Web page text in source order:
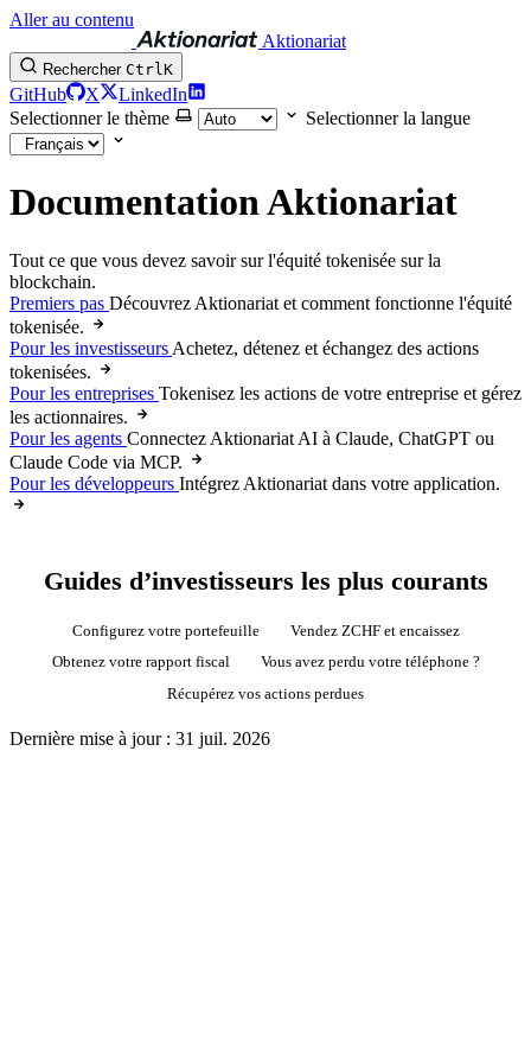
Aller au contenu
Aktionariat
Rechercher CtrlK
GitHub X
LinkedIn
Selectionner le thème
Selectionner la langue
Documentation Aktionariat
Tout ce que vous devez savoir sur l'équité tokenisée sur la
blockchain.
Premiers pas Découvrez Aktionariat et comment fonctionne l'équité
tokenisée.
Pour les investisseurs Achetez, détenez et échangez des actions
tokenisées.
Pour les entreprises Tokenisez les actions de votre entreprise et gérez
les actionnaires.
Pour les agents Connectez Aktionariat AI à Claude, ChatGPT ou
Claude Code via MCP.
Pour les développeurs Intégrez Aktionariat dans votre application.
Guides d’investisseurs les plus courants
Configurez votre portefeuille
Vendez ZCHF et encaissez
Obtenez votre rapport fiscal
Vous avez perdu votre téléphone ?
Récupérez vos actions perdues
Dernière mise à jour : 31 juil. 2026